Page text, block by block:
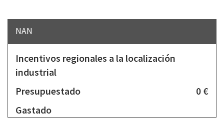
NAN
Incentivos regionales a la localización
industrial
Presupuestado
0 €
Gastado